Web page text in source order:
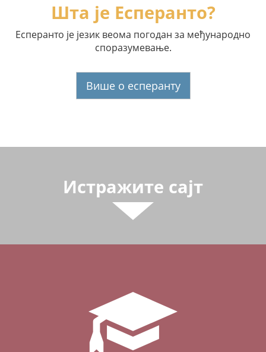
Шта је Есперанто?
Есперанто је језик веома погодан за међународно
споразумевање.
Више о есперанту
Истражите сајт